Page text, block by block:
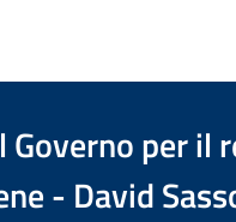
per il
- David